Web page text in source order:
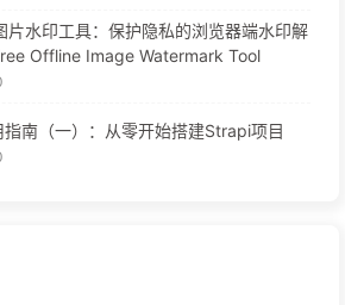
片水印工具：保护隐私的浏览器端水印解
Offline Image Watermark Tool
南（一）：从零开始搭建Strapi项目